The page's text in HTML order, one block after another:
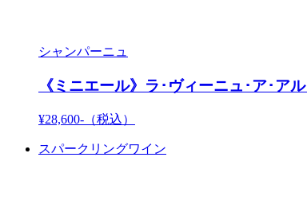
シャンパーニュ
《ミニエール》ラ･ヴィーニュ･ア･ア
¥28,600- （税込）
スパークリングワイン